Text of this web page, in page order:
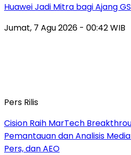
Huawei Jadi Mitra bagi Ajang
Jumat, 7 Agu 2026 - 00:42 WIB
Pers Rilis
Cision Raih MarTech
Pemantauan dan Analisis
Pers, dan AEO